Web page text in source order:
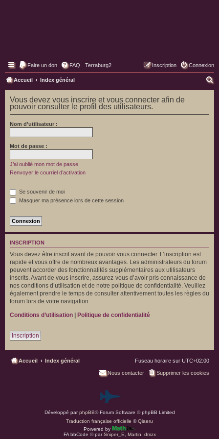
Pages web de Terraburg
Faire un don FAQ Terraburg2 Connexion
Inscription
Accueil Index général
e
Vous devez vous inscrire et vous connecter afin de
pouvoir consulter le profil des utilisateurs.
Nom d’utilisateur :
Mot de passe :
J’ai oublié mon mot de passe
Renvoyer le courriel d’activation
Se souvenir de moi
Masquer ma présence lors de cette session
INSCRIPTION
Vous devez être inscrit avant de pouvoir vous connecter. L’inscription est
rapide et vous offre de nombreux avantages. Les administrateurs du forum
peuvent accorder des fonctionnalités supplémentaires aux utilisateurs
inscrits. Avant de vous inscrire, assurez-vous d’avoir pris connaissance de
nos conditions d’utilisation et de notre politique de confidentialité. Veuillez
également prendre le temps de consulter attentivement toutes les règles du
forum lors de votre navigation.
Conditions d’utilisation | Politique de confidentialité
Inscription
Accueil Index général Fuseau horaire sur UTC+02:00
Supprimer les cookies
Nous contacter
P
a
r
Développé parphpBB® Forum Software © phpBB Limited
Traduction française officielle ©Qiaeru
Powered by
FA bbCode ©parSniper_E Martin
dmzx